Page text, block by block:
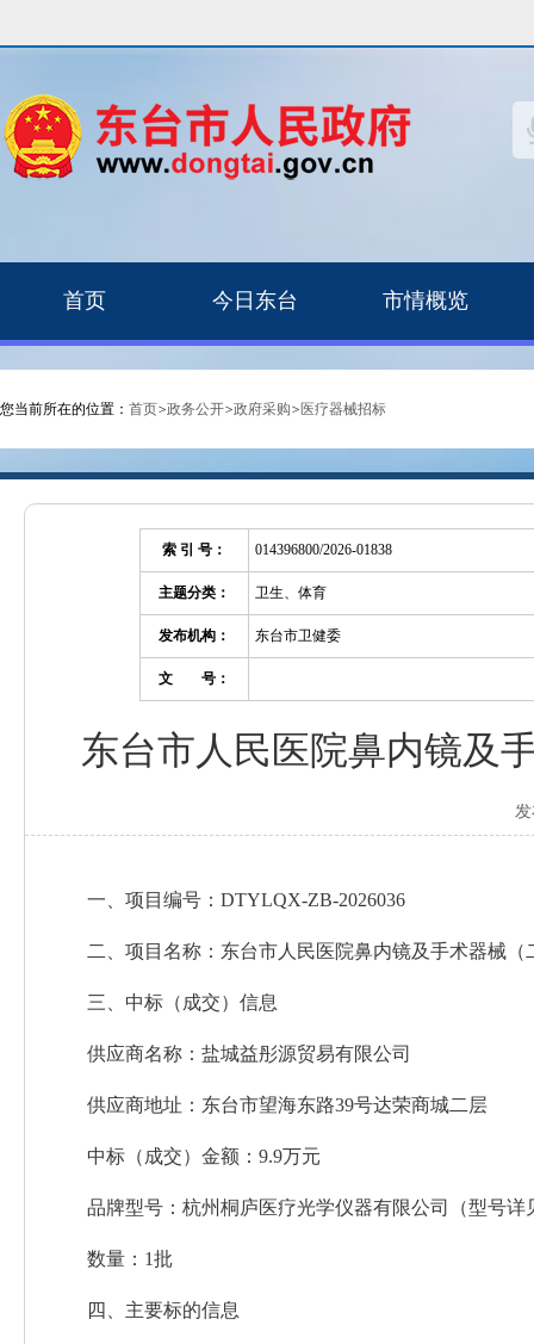
首页 今日东台 市情概览
您当前所在的位置： 首页>政务公开>政府采购> 医疗器械招标
索 引 号： 014396800/2026-01838
主题分类： 卫生、体育
发布机构： 东台市卫健委
文 号：
东台市人民医院鼻内镜及
发
一、项目编号：DTYLQX-ZB-2026036
二、项目名称：东台市人民医院鼻内镜及手术器械（
三、中标（成交）信息
供应商名称：盐城益彤源贸易有限公司
供应商地址：东台市望海东路39号达荣商城二层
中标（成交）金额：9.9万元
品牌型号：杭州桐庐医疗光学仪器有限公司（型号详
数量：1批
四、主要标的信息